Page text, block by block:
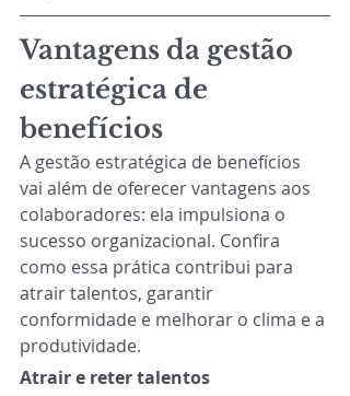
Vantagens da gestão
estratégica de
benefícios
A gestão estratégica de benefícios
vai além de oferecer vantagens aos
colaboradores: ela impulsiona o
sucesso organizacional. Confira
como essa prática contribui para
atrair talentos, garantir
conformidade e melhorar o clima e a
produtividade.
Atrair e reter talentos